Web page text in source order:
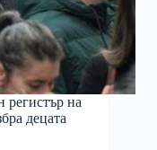
регистър на
децата